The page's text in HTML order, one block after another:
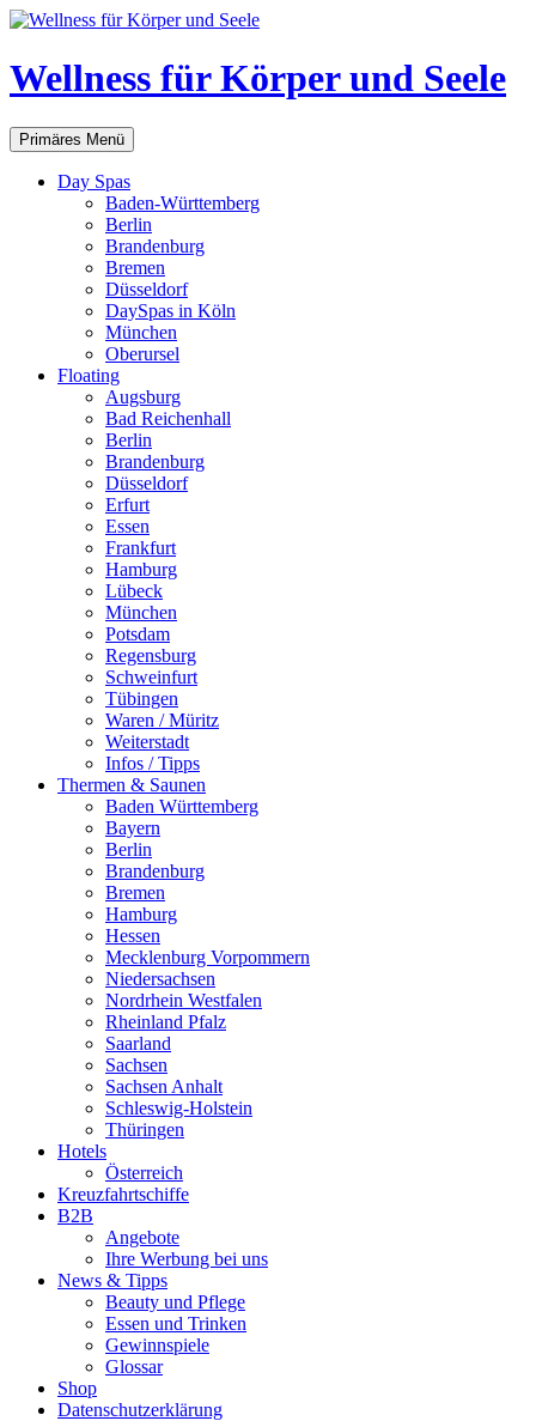
Zum
springen
Wellness für Körper und Seele
Suchen
Primäres Menü
Day Spas
Baden-Württemberg
Berlin
Brandenburg
Bremen
Düsseldorf
DaySpas in Köln
München
Oberursel
Floating
Augsburg
Bad Reichenhall
Berlin
Brandenburg
Düsseldorf
Erfurt
Essen
Frankfurt
Hamburg
Lübeck
München
Potsdam
Regensburg
Schweinfurt
Tübingen
Waren / Müritz
Weiterstadt
Infos / Tipps
Thermen & Saunen
Baden Württemberg
Bayern
Berlin
Brandenburg
Bremen
Hamburg
Hessen
Mecklenburg Vorpommern
Niedersachsen
Nordrhein Westfalen
Rheinland Pfalz
Saarland
Sachsen
Sachsen Anhalt
Schleswig-Holstein
Thüringen
Hotels
Österreich
Kreuzfahrtschiffe
B2B
Angebote
Ihre Werbung bei uns
News & Tipps
Beauty und Pflege
Essen und Trinken
Gewinnspiele
Glossar
Shop
Datenschutzerklärung